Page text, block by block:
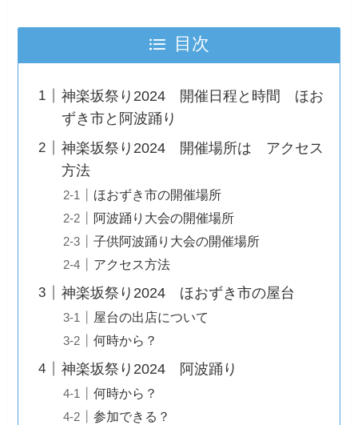
目次
神楽坂祭り2024 開催日程と時間 ほお
ずき市と阿波踊り
神楽坂祭り2024 開催場所は アクセス
方法
ほおずき市の開催場所
阿波踊り大会の開催場所
子供阿波踊り大会の開催場所
アクセス方法
神楽坂祭り2024 ほおずき市の屋台
屋台の出店について
何時から？
神楽坂祭り2024 阿波踊り
何時から？
参加できる？